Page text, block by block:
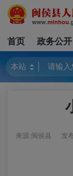
首页 政务公开
来源:闽侯县 发